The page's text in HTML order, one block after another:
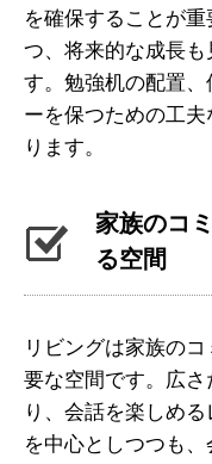
を確保することが
つ、将来的な成長
す。勉強机の配置
ーを保つための工
ります。
家族のコ
る空間
リビングは家族の
要な空間です。広
り、会話を楽しめ
を中心としつつも